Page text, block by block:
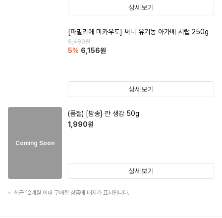
상세보기
[파밀리에 미카우도] 써니 유기농 아가베 시럽 250g
6,480원
5% 6,156원
상세보기
Coming Soon
(품절) [팜송] 깐 생강 50g
1,990원
상세보기
최근 12개월 이내 구매한 상품에 배지가 표시됩니다.